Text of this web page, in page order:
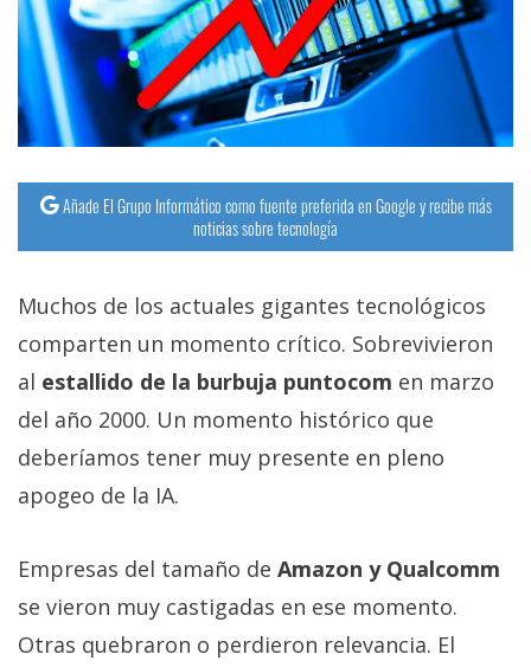
Añade El Grupo Informático como fuente preferida en Google y recibe más
noticias sobre tecnología
Muchos de los actuales gigantes tecnológicos
comparten un momento crítico. Sobrevivieron
al estallido de la burbuja puntocom en marzo
del año 2000. Un momento histórico que
deberíamos tener muy presente en pleno
apogeo de la IA.
Empresas del tamaño de Amazon y Qualcomm
se vieron muy castigadas en ese momento.
Otras quebraron o perdieron relevancia. El